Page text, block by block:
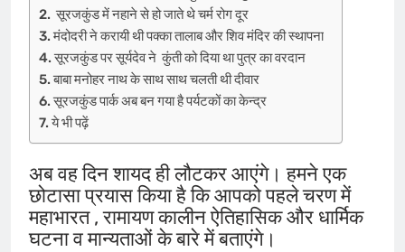
सूरजकुंड में नहाने से हो जाते थे चर्म रोग दूर
मंदोदरी ने करायी थी पक्का तालाब और शिव मंदिर की स्थापना
सूरजकुंड पर सूर्यदेव ने कुंती को दिया था पुत्र का वरदान
बाबा मनोहर नाथ के साथ साथ चलती थी दीवार
सूरजकुंड पार्क अब बन गया है पर्यटकों का केन्द्र
ये भी पढ़ें
अब वह दिन शायद ही लौटकर आएंगे। हमने एक
छोटासा प्रयास किया है कि आपको पहले चरण में
महाभारत , रामायण कालीन ऐतिहासिक और धार्मिक
घटना व मान्यताओं के बारे में बताएंगे।